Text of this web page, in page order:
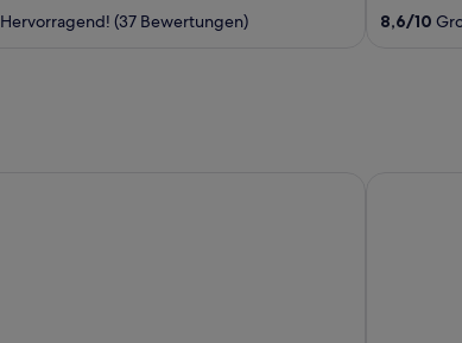
Hervorragend! (37 Bewertungen)
out
of
8,6/10